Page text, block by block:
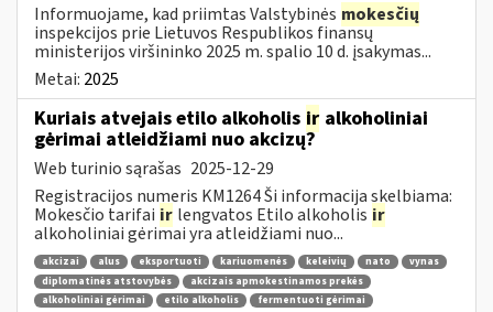
Informuojame, kad priimtas Valstybinės mokesčių
inspekcijos prie Lietuvos Respublikos finansų
ministerijos viršininko 2025 m. spalio 10 d. įsakymas...
Metai: 2025
Kuriais atvejais etilo alkoholis ir alkoholiniai
gėrimai atleidžiami nuo akcizų?
Web turinio sąrašas 2025-12-29
Registracijos numeris KM1264 Ši informacija skelbiama:
Mokesčio tarifai ir lengvatos Etilo alkoholis ir
alkoholiniai gėrimai yra atleidžiami nuo...
akcizai alus eksportuoti kariuomenės keleivių nato
vynas
diplomatinės atstovybės
akcizais apmokestinamos prekės
alkoholiniai gėrimai
etilo alkoholis
fermentuoti gėrimai